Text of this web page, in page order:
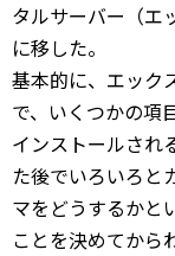
タルサーバー（エ
に移した。
基本的に、エック
で、いくつかの項
インストールされ
た後でいろいろと
マをどうするかと
ことを決めてから